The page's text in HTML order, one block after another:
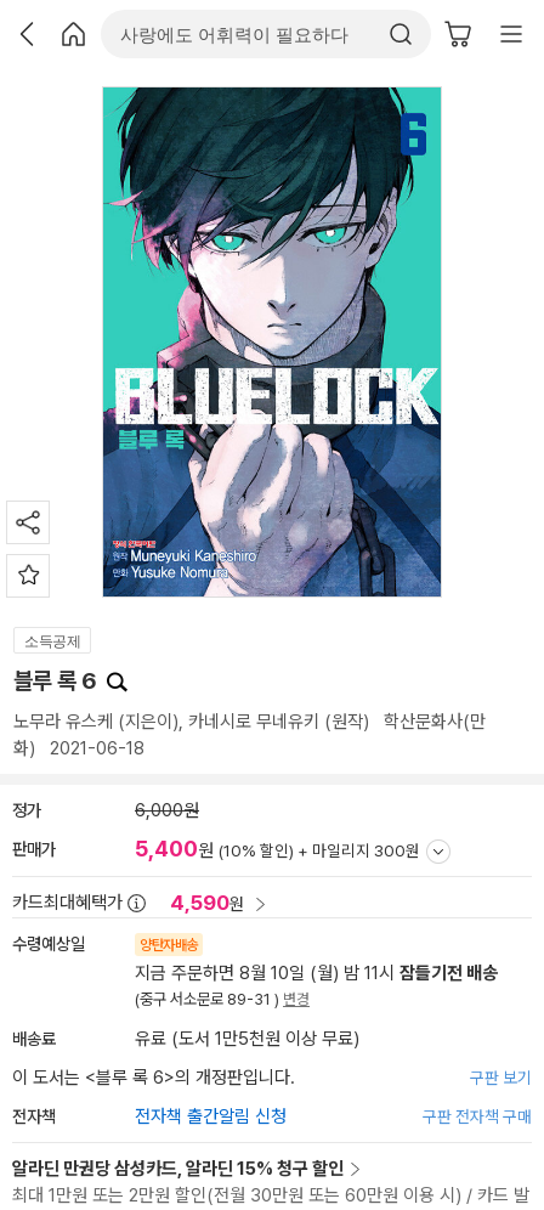
소득공제
블루 록 6
노무라 유스케 (지은이), 카네시로 무네유키 (원작) 학산문화사(만
화) 2021-06-18
정가 6,000원
판매가 5,400원 (10% 할인) + 마일리지 300원
카드최대혜택가 4,590원
수령예상일 양탄자배송
지금 주문하면 8월 10일 (월) 밤 11시 잠들기전 배송
(중구 서소문로 89-31 ) 변경
배송료
유료 (도서 1만5천원 이상 무료)
이 도서는 <블루 록 6>의 개정판입니다. 구판 보기
전자책 전자책 출간알림 신청 구판 전자책 구매
알라딘 만권당 삼성카드, 알라딘 15% 청구 할인
최대 1만원 또는 2만원 할인(전월 30만원 또는 60만원 이용 시) / 카드 발